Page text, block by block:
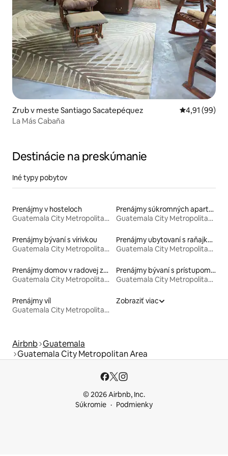
Zrub v meste Santiago Sacatepéquez Priemerné
4,91 (99)
La Más Cabaña
Destinácie na preskúmanie
Iné typy pobytov
Prenájmy v hosteloch
Guatemala City Metropolitan Area
Prenájmy súkromných apartmánov
Guatemala City Metropolitan Area
Prenájmy bývaní s vírivkou
Guatemala City Metropolitan Area
Prenájmy ubytovaní s raňajkami
Guatemala City Metropolitan Area
Prenájmy domov v radovej zástavbe
Guatemala City Metropolitan Area
Prenájmy bývaní s prístupom k jazeru
Guatemala City Metropolitan Area
Prenájmy víl
Guatemala City Metropolitan Area
Zobraziť viac
Airbnb Guatemala
Guatemala City Metropolitan Area
© 2026 Airbnb, Inc.
Súkromie
Podmienky